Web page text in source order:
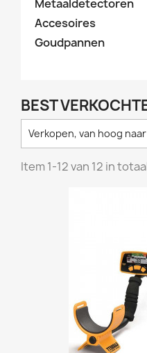
Metaaldetectoren
Accesoires
Goudpannen
BEST
Verkopen, van hoog
Item 1-12 van 12 in